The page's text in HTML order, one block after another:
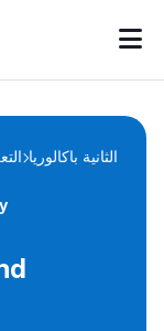
Annonces bourses
الثانية باكالوريا